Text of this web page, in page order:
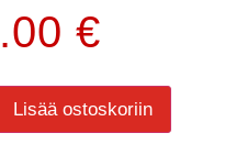
€
Lisää ostoskoriin